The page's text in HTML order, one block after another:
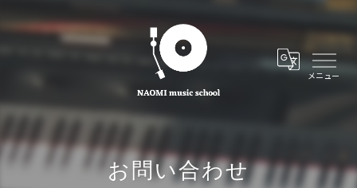
お問い合わせ